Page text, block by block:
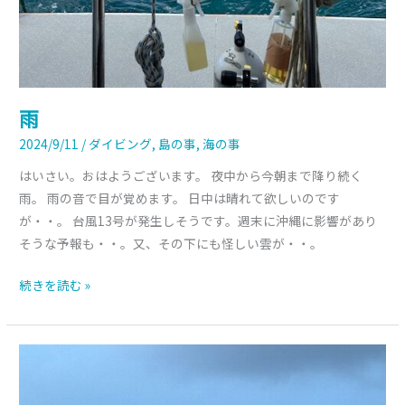
雨
2024/9/11 / ダイビング, 島の事,海の事
はいさい。おはようございます。 夜中から今朝まで降り続く
雨。 雨の音で目が覚めます。 日中は晴れて欲しいのです
が・・。 台風13号が発生しそうです。週末に沖縄に影響があり
そうな予報も・・。又、その下にも怪しい雲が・・。
続きを読む »